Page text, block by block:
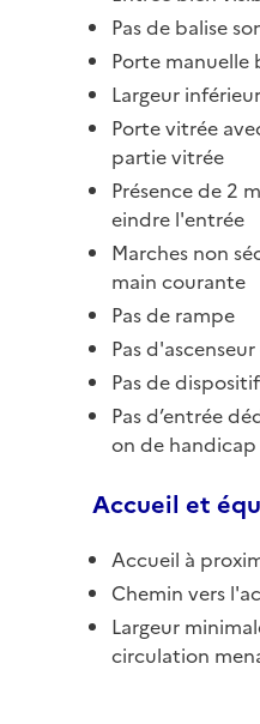
Pas de balise
Porte
Largeur
Porte vitrée
partie vitrée
Présence de 2
eindre l'entrée
Marches non
main courante
Pas de rampe
Pas
Pas de
Pas d’entrée
on de handicap
Accueil et
Accueil à
Chemin vers
Largeur
circulation